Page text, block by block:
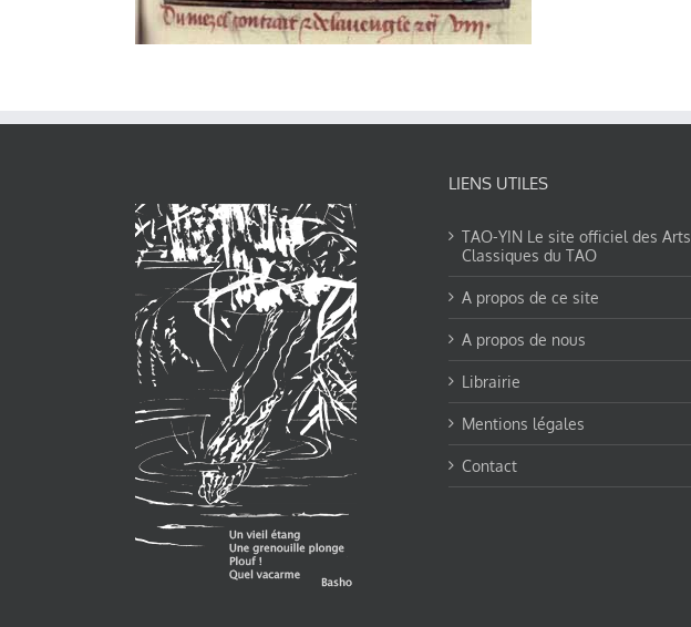
LIENS UTILES
TAO-YIN Le site officiel des Arts
Classiques du TAO
A propos de ce site
A propos de nous
Librairie
Mentions légales
Contact